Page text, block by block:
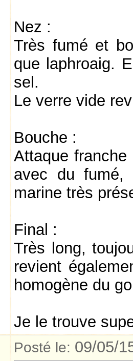
Nez :
Très fumé et
que laphroaig.
sel.
Le verre vide
Bouche :
Attaque
avec du
marine très
Final :
Très long,
revient
homogène du
Je le trouve
Posté le: 09/05/